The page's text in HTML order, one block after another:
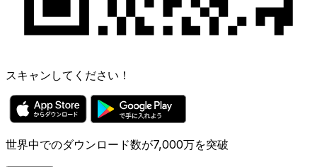
スキャンしてください！
世界中でのダウンロード数が7,000万を突破